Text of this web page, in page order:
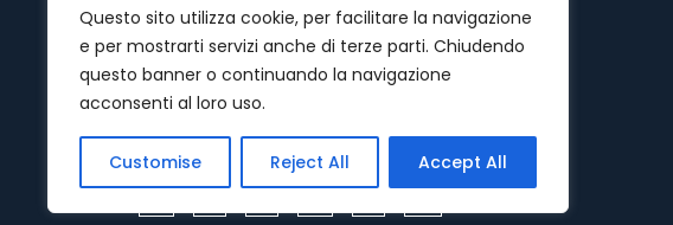
Questo sito utilizza cookie, per facilitare la navigazione
e per mostrarti servizi anche di terze parti. Chiudendo
questo banner o continuando la navigazione
acconsenti al loro uso.
Customise Reject All Accept All
affidamento condiviso e congiunto, scioglimento
del matrimonio e mantenimento del coniuge,
mantenimento dei minori, assegno divorzile,
addebito della separazione, consulenza legale
relativa a separazioni, divorzi.